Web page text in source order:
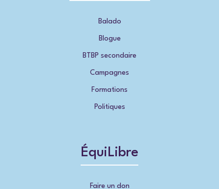
Balado
Blogue
BTBP secondaire
Campagnes
Formations
Politiques
ÉquiLibre
Faire un don